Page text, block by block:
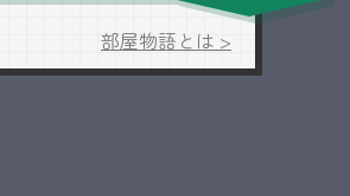
部屋物語とは >